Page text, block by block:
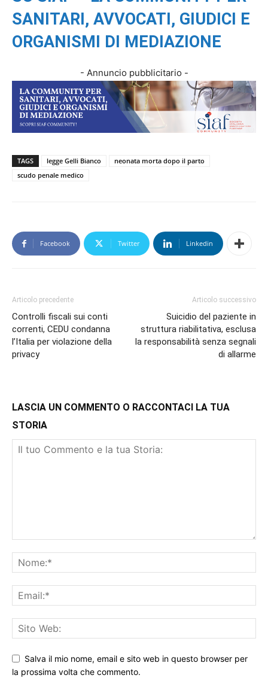
SANITARI, AVVOCATI, GIUDICI E
ORGANISMI DI MEDIAZIONE
- Annuncio pubblicitario -
TAGS legge Gelli Bianco
neonata morta dopo il parto
scudo penale medico
Facebook Twitter Linkedin
Articolo precedente
Controlli fiscali sui conti
correnti, CEDU condanna
l’Italia per violazione della
privacy
Articolo successivo
Suicidio del paziente in
struttura riabilitativa, esclusa
la responsabilità senza segnali
di allarme
LASCIA UN COMMENTO O RACCONTACI LA TUA
STORIA
Salva il mio nome, email e sito web in questo browser per
la prossima volta che commento.